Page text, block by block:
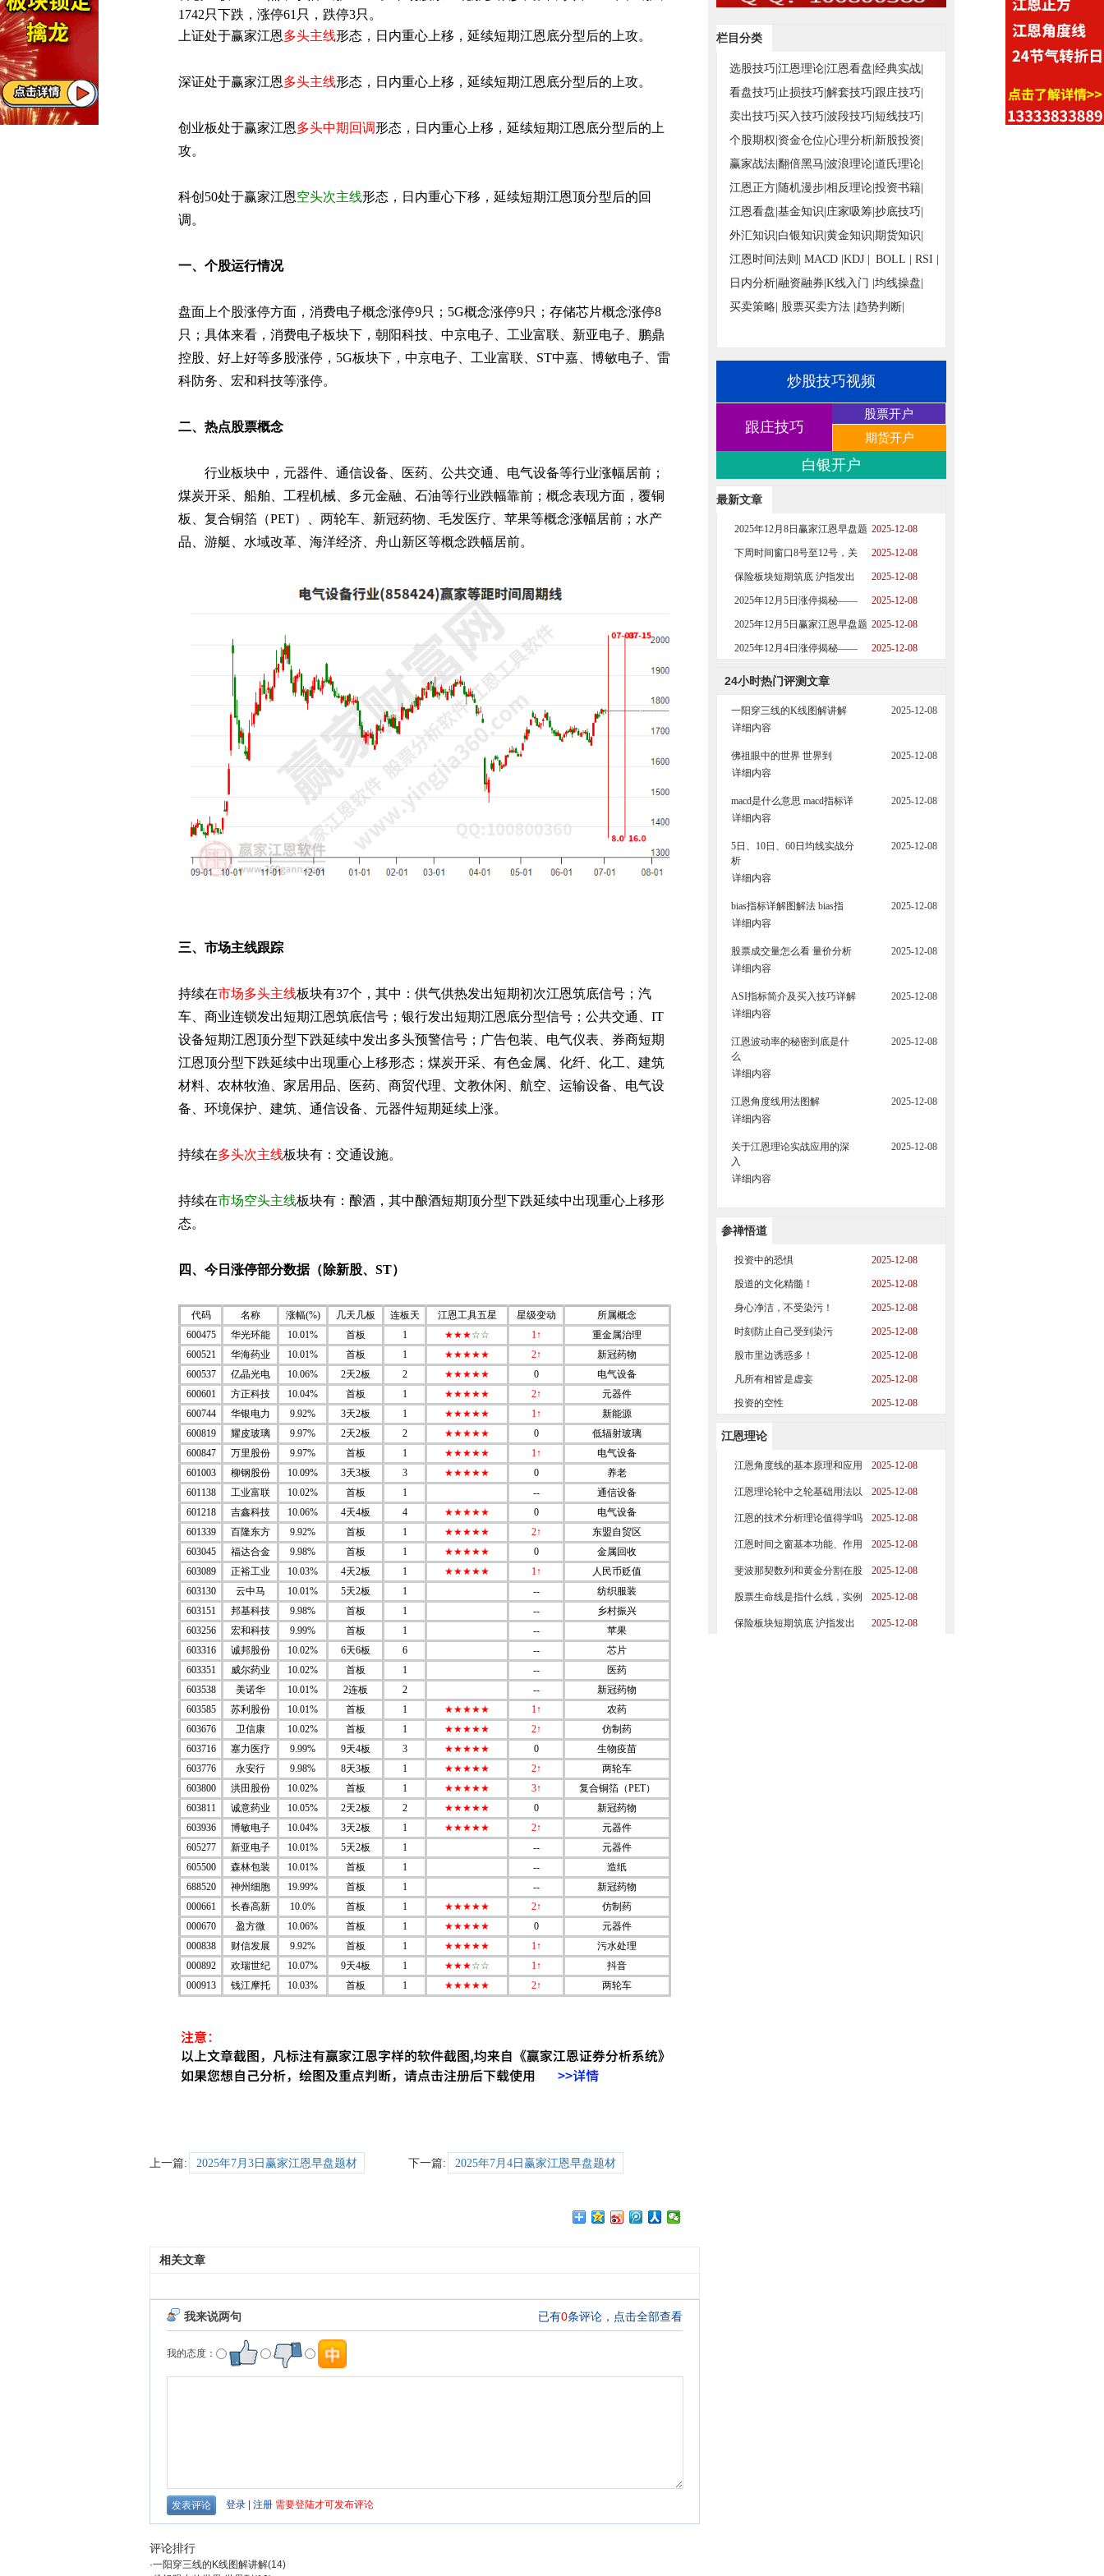
1742只下跌，涨停61只，跌停3只。
上证处于赢家江恩多头主线形态，日内重心上移，延续短期江恩底分型后的上攻。
深证处于赢家江恩多头主线形态，日内重心上移，延续短期江恩底分型后的上攻。
创业板处于赢家江恩多头中期回调形态，日内重心上移，延续短期江恩底分型后的上
攻。
科创50处于赢家江恩空头次主线形态，日内重心下移，延续短期江恩顶分型后的回
调。
一、个股运行情况
盘面上个股涨停方面，消费电子概念涨停9只；5G概念涨停9只；存储芯片概念涨停8
只；具体来看，消费电子板块下，朝阳科技、中京电子、工业富联、新亚电子、鹏鼎
控股、好上好等多股涨停，5G板块下，中京电子、工业富联、ST中嘉、博敏电子、雷
科防务、宏和科技等涨停。
二、热点股票概念
行业板块中，元器件、通信设备、医药、公共交通、电气设备等行业涨幅居前；
煤炭开采、船舶、工程机械、多元金融、石油等行业跌幅靠前；概念表现方面，覆铜
板、复合铜箔（PET）、两轮车、新冠药物、毛发医疗、苹果等概念涨幅居前；水产
品、游艇、水域改革、海洋经济、舟山新区等概念跌幅居前。
三、市场主线跟踪
持续在市场多头主线板块有37个，其中：供气供热发出短期初次江恩筑底信号；汽
车、商业连锁发出短期江恩筑底信号；银行发出短期江恩底分型信号；公共交通、IT
设备短期江恩顶分型下跌延续中发出多头预警信号；广告包装、电气仪表、券商短期
江恩顶分型下跌延续中出现重心上移形态；煤炭开采、有色金属、化纤、化工、建筑
材料、农林牧渔、家居用品、医药、商贸代理、文教休闲、航空、运输设备、电气设
备、环境保护、建筑、通信设备、元器件短期延续上涨。
持续在多头次主线板块有：交通设施。
持续在市场空头主线板块有：酿酒，其中酿酒短期顶分型下跌延续中出现重心上移形
态。
四、今日涨停部分数据（除新股、ST）
代码 名称 涨幅(%) 几天几板 连板天 江恩工具五星 星级变动
所属概念
600475
华光环能 10.01% 首板 1 ★★★☆☆ 1↑
重金属治理
600521
华海药业 10.01% 首板 1 ★★★★★ 2↑
新冠药物
600537
亿晶光电 10.06% 2天2板 2 ★★★★★ 0
电气设备
600601
方正科技 10.04% 首板 1 ★★★★★ 2↑
元器件
600744
华银电力 9.92% 3天2板 1 ★★★★★ 1↑
新能源
600819
耀皮玻璃 9.97% 2天2板 2 ★★★★★ 0
低辐射玻璃
600847
万里股份 9.97% 首板 1 ★★★★★ 1↑
电气设备
601003
柳钢股份 10.09% 3天3板 3 ★★★★★ 0
养老
601138
工业富联 10.02% 首板 1 --
通信设备
601218
吉鑫科技 10.06% 4天4板 4 ★★★★★ 0
电气设备
601339
百隆东方 9.92% 首板 1 ★★★★★ 2↑
东盟自贸区
603045
福达合金 9.98% 首板 1 ★★★★★ 0
金属回收
603089
正裕工业 10.03% 4天2板 1 ★★★★★ 1↑
人民币贬值
603130
云中马 10.01% 5天2板 1 --
纺织服装
603151
邦基科技 9.98% 首板 1 --
乡村振兴
603256
宏和科技 9.99% 首板 1 --
苹果
603316
诚邦股份 10.02% 6天6板 6 --
芯片
603351
威尔药业 10.02% 首板 1 --
医药
603538
美诺华 10.01% 2连板 2 --
新冠药物
603585
苏利股份 10.01% 首板 1 ★★★★★ 1↑
农药
603676
卫信康 10.02% 首板 1 ★★★★★ 2↑
仿制药
603716
塞力医疗 9.99% 9天4板 3 ★★★★★ 0
生物疫苗
603776
永安行 9.98% 8天3板 1 ★★★★★ 2↑
两轮车
603800
洪田股份 10.02% 首板 1 ★★★★★ 3↑
复合铜箔（PET）
603811
诚意药业 10.05% 2天2板 2 ★★★★★ 0
新冠药物
603936
博敏电子 10.04% 3天2板 1 ★★★★★ 2↑
元器件
605277
新亚电子 10.01% 5天2板 1 --
元器件
605500
森林包装 10.01% 首板 1 --
造纸
688520
神州细胞 19.99% 首板 1 --
新冠药物
000661
长春高新 10.0% 首板 1 ★★★★★ 2↑
仿制药
000670
盈方微 10.06% 首板 1 ★★★★★ 0
元器件
000838
财信发展 9.92% 首板 1 ★★★★★ 1↑
污水处理
000892
欢瑞世纪 10.07% 9天4板 1 ★★★☆☆ 1↑
抖音
000913
钱江摩托 10.03% 首板 1 ★★★★★ 2↑ 两轮车
上一篇: 2025年7月3日赢家江恩早盘题材 下一篇: 2025年7月4日赢家江恩早盘题材
相关文章
评论排行
·一阳穿三线的K线图解讲解(14)
栏目分类
选股技巧| 江恩理论| 江恩看盘| 经典实战|
看盘技巧| 止损技巧| 解套技巧| 跟庄技巧|
卖出技巧| 买入技巧| 波段技巧| 短线技巧|
个股期权| 资金仓位| 心理分析| 新股投资|
赢家战法| 翻倍黑马| 波浪理论| 道氏理论|
江恩正方| 随机漫步| 相反理论| 投资书籍|
江恩看盘| 基金知识| 庄家吸筹| 抄底技巧|
外汇知识| 白银知识| 黄金知识| 期货知识|
江恩时间法则|
MACD | KDJ | BOLL |
RSI |
日内分析| 融资融券| K线入门 | 均线操盘|
买卖策略| 股票买卖方法 | 趋势判断|
炒股技巧视频
跟庄技巧
股票开户
期货开户
白银开户
最新文章
2025-12-08
2025年12月8日赢家江恩早盘题
2025-12-08
下周时间窗口8号至12号，关
2025-12-08
保险板块短期筑底 沪指发出
2025-12-08
2025年12月5日涨停揭秘——
2025-12-08
2025年12月5日赢家江恩早盘题
2025-12-08
2025年12月4日涨停揭秘——
24小时热门评测文章
2025-12-08
一阳穿三线的K线图解讲解
详细内容
2025-12-08
佛祖眼中的世界 世界到
详细内容
2025-12-08
macd是什么意思 macd指标详
详细内容
2025-12-08
5日、10日、60日均线实战分
析
详细内容
2025-12-08
bias指标详解图解法 bias指
详细内容
2025-12-08
股票成交量怎么看 量价分析
详细内容
2025-12-08
ASI指标简介及买入技巧详解
详细内容
2025-12-08
江恩波动率的秘密到底是什
么
详细内容
2025-12-08
江恩角度线用法图解
详细内容
2025-12-08
关于江恩理论实战应用的深
入
详细内容
参禅悟道
2025-12-08
投资中的恐惧
2025-12-08
股道的文化精髓！
2025-12-08
身心净洁，不受染污！
2025-12-08
时刻防止自己受到染污
2025-12-08
股市里边诱惑多！
2025-12-08
凡所有相皆是虚妄
2025-12-08
投资的空性
江恩理论
2025-12-08
江恩角度线的基本原理和应用
2025-12-08
江恩理论轮中之轮基础用法以
2025-12-08
江恩的技术分析理论值得学吗
2025-12-08
江恩时间之窗基本功能、作用
2025-12-08
斐波那契数列和黄金分割在股
2025-12-08
股票生命线是指什么线，实例
2025-12-08
保险板块短期筑底 沪指发出